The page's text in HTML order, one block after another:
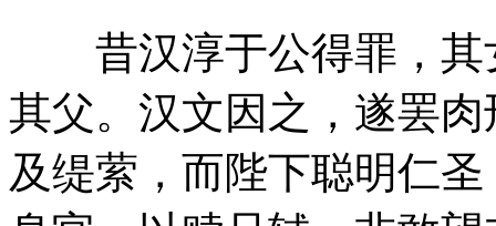
昔汉淳于公得罪，其
其父。汉文因之，遂罢
及缇萦，而陛下聪明仁